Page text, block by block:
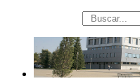
búsqueda